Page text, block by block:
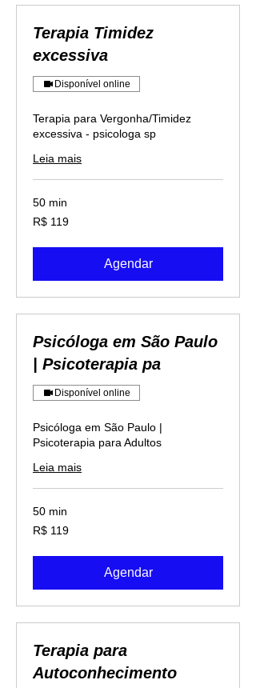
Terapia Timidez
excessiva
Disponível online
Terapia para Vergonha/Timidez
excessiva - psicologa sp
Leia mais
50 min
119
Reais
R$ 119
Agendar
Psicóloga em São Paulo
| Psicoterapia pa
Disponível online
Psicóloga em São Paulo |
Psicoterapia para Adultos
Leia mais
50 min
119
Reais
R$ 119
Agendar
Terapia para
Autoconhecimento